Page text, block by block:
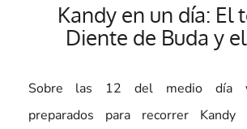
Kandy en un día: El
Diente de Buda y
Sobre las 12 del medio día
preparados para recorrer